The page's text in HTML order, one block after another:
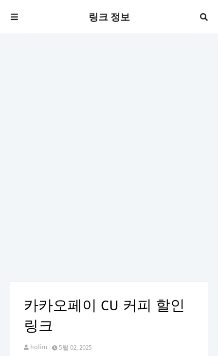
링크 정보
카카오페이 CU 커피 할인
링크
holim 5월 02, 2025